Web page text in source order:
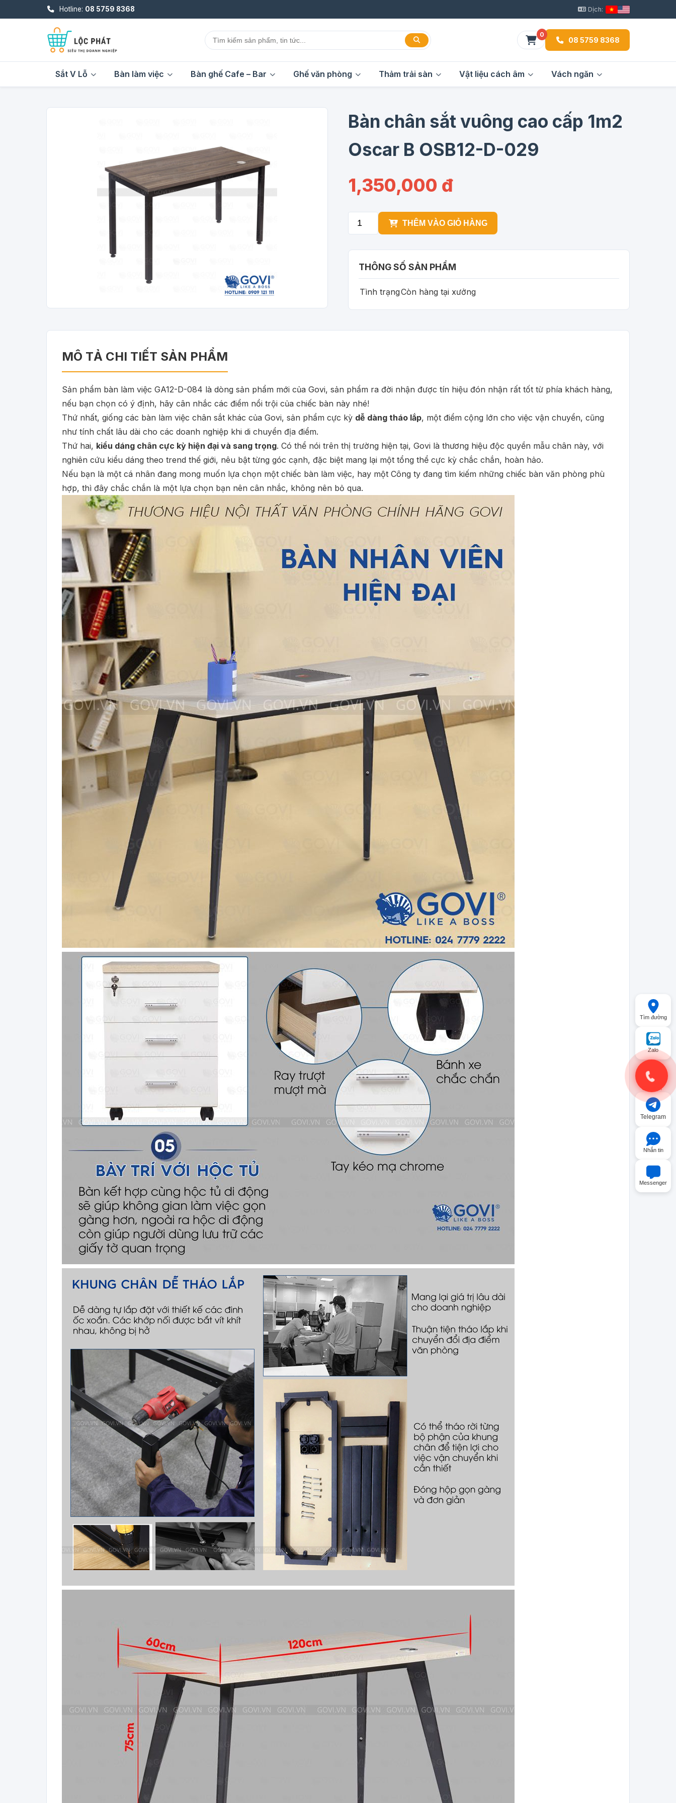
Hotline: 08 5759 8368 Dịch:
0
08 5759 8368
Sắt V Lỗ Bàn làm việc Bàn ghế Cafe – Bar Ghế văn phòng Thảm trải sàn Vật liệu cách âm Vách ngăn
Bàn chân sắt vuông cao cấp 1m2
Oscar B OSB12-D-029
1,350,000 đ
THÊM VÀO GIỎ HÀNG
THÔNG SỐ SẢN PHẨM
Tình trạngCòn hàng tại xưởng
MÔ TẢ CHI TIẾT SẢN PHẨM
Sản phẩm bàn làm việc GA12-D-084 là dòng sản phẩm mới của Govi, sản phẩm ra đời nhận được tín hiệu đón nhận rất tốt từ phía khách hàng,
nếu bạn chọn có ý định, hãy cân nhắc các điểm nổi trội của chiếc bàn này nhé!
Thứ nhất, giống các bàn làm việc chân sắt khác của Govi, sản phẩm cực kỳ dễ dàng tháo lắp, một điểm cộng lớn cho việc vận chuyển, cũng
như tính chất lâu dài cho các doanh nghiệp khi di chuyển địa điểm.
Thứ hai, kiểu dáng chân cực kỳ hiện đại và sang trọng. Có thể nói trên thị trường hiện tại, Govi là thương hiệu độc quyền mẫu chân này, với
nghiên cứu kiểu dáng theo trend thế giới, nêu bật từng góc cạnh, đặc biệt mang lại một tổng thể cực kỳ chắc chắn, hoàn hảo.
Nếu bạn là một cá nhân đang mong muốn lựa chọn một chiếc bàn làm việc, hay một Công ty đang tìm kiếm những chiếc bàn văn phòng phù
hợp, thì đây chắc chắn là một lựa chọn bạn nên cân nhắc, không nên bỏ qua.
Tìm đường
Zalo
Gọi điện
Telegram
Nhắn tin
Messenger